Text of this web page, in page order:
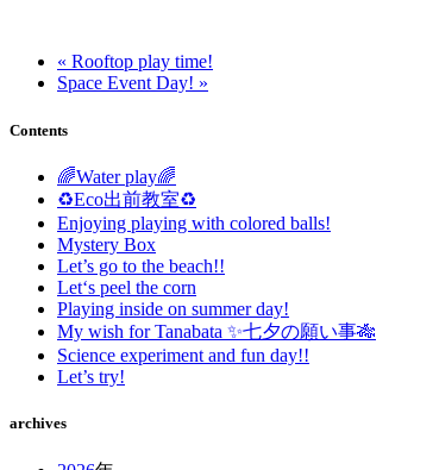
« Rooftop play time!
Space Event Day! »
Contents
🌈Water play🌈
♻️Eco出前教室♻️
Enjoying playing with colored balls!
Mystery Box
Let’s go to the beach!!
Let‘s peel the corn
Playing inside on summer day!
My wish for Tanabata ✨七夕の願い事🎋
Science experiment and fun day!!
Let’s try!
archives